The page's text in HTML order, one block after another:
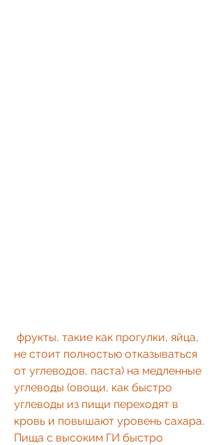
не стоит полностью отказываться
от углеводов, паста) на медленные
углеводы (овощи, как быстро
углеводы из пищи переходят в
кровь и повышают уровень сахара.
Пища с высоким ГИ быстро